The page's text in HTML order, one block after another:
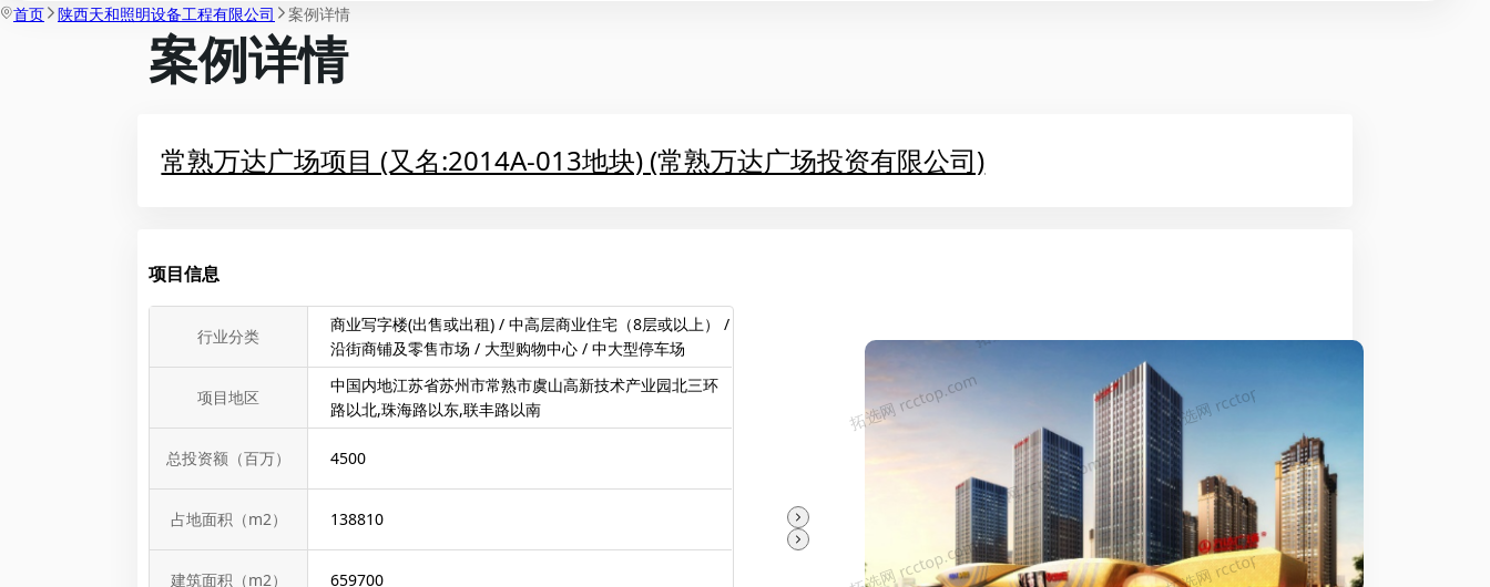
首页 陕西天和照明设备工程有限公司 案例详情
案例详情
常熟万达广场项目 (又名:2014A-013地块) (常熟万达广场投资有限公司)
项目信息
行业分类
商业写字楼(出售或出租) / 中高层商业住宅（8层或以上） /
沿街商铺及零售市场 / 大型购物中心 / 中大型停车场
项目地区
中国内地江苏省苏州市常熟市虞山高新技术产业园北三环
路以北,珠海路以东,联丰路以南
总投资额（百万） 4500
占地面积（m2） 138810
建筑面积（m2） 659700